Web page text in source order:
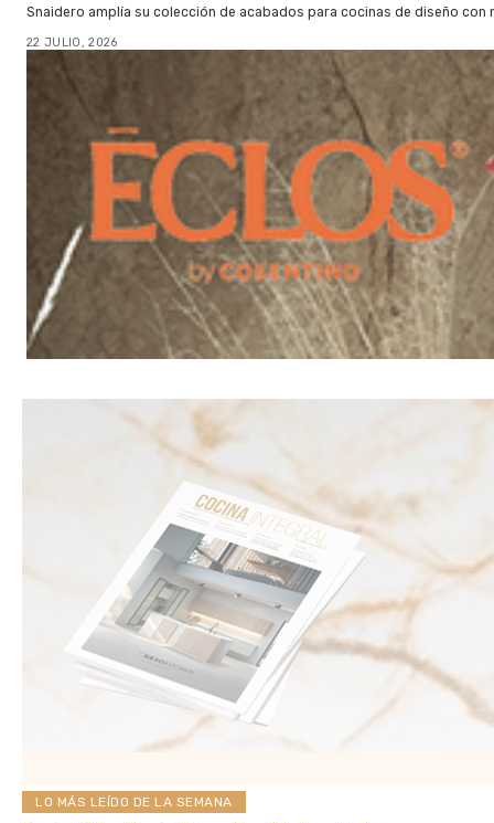
Snaidero amplía su colección de acabados para cocinas de diseño
22 JULIO, 2026
LO MÁS LEÍDO DE LA SEMANA